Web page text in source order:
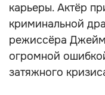
карьеры. Актёр
криминальной
режиссёра
огромной
затяжного